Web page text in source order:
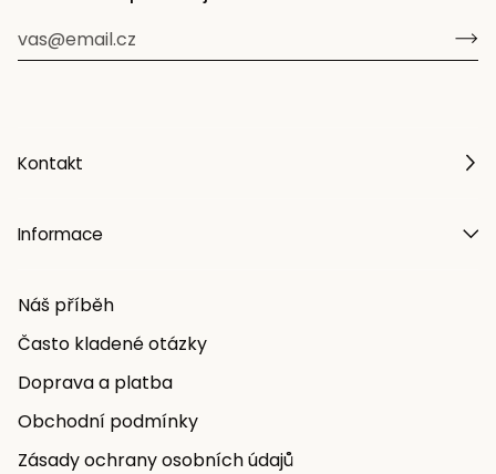
Kontakt
Informace
Náš příběh
Často kladené otázky
Doprava a platba
Obchodní podmínky
Zásady ochrany osobních údajů